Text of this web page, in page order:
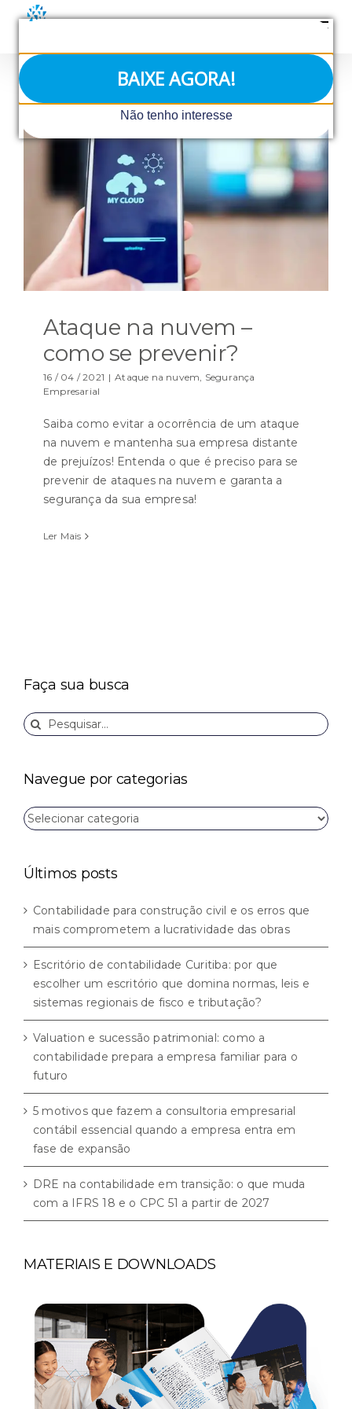
BAIXE AGORA!
Não tenho interesse
conteúdo
Ataque na nuvem –
como se prevenir?
16 / 04 / 2021 | Ataque na nuvem, Segurança
Empresarial
Saiba como evitar a ocorrência de um ataque
na nuvem e mantenha sua empresa distante
de prejuízos! Entenda o que é preciso para se
prevenir de ataques na nuvem e garanta a
segurança da sua empresa!
Ler Mais
Faça sua busca
Buscar
resultados
Navegue por categorias
Navegue
por
Últimos posts
Contabilidade para construção civil e os erros que
mais comprometem a lucratividade das obras
Escritório de contabilidade Curitiba: por que
escolher um escritório que domina normas, leis e
sistemas regionais de fisco e tributação?
Valuation e sucessão patrimonial: como a
contabilidade prepara a empresa familiar para o
futuro
5 motivos que fazem a consultoria empresarial
contábil essencial quando a empresa entra em
fase de expansão
DRE na contabilidade em transição: o que muda
com a IFRS 18 e o CPC 51 a partir de 2027
MATERIAIS E DOWNLOADS